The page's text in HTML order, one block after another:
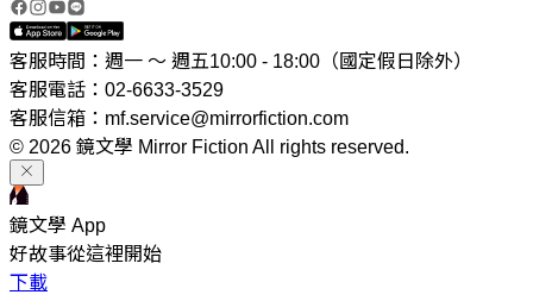
客服時間：週一 ～ 週五10:00 - 18:00（國定假日除外）
客服電話：02-6633-3529
客服信箱：mf.service@mirrorfiction.com
© 2026 鏡文學 Mirror Fiction All rights reserved.
鏡文學 App
好故事從這裡開始
下載